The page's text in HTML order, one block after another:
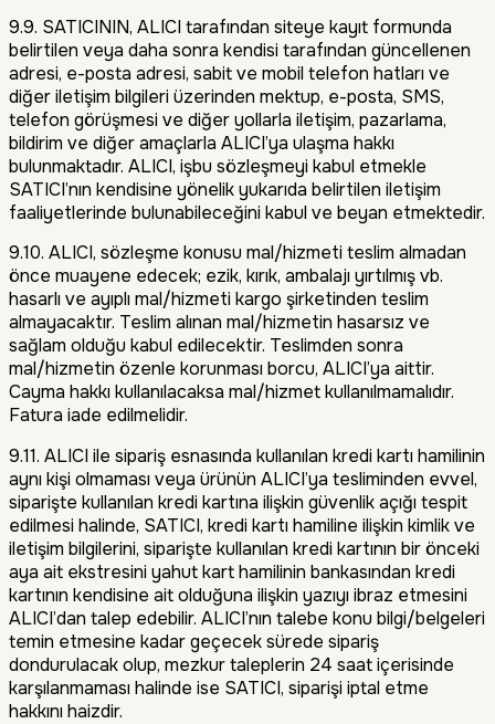
9.9. SATICININ, ALICI tarafından siteye kayıt formunda
belirtilen veya daha sonra kendisi tarafından güncellenen
adresi, e-posta adresi, sabit ve mobil telefon hatları ve
diğer iletişim bilgileri üzerinden mektup, e-posta, SMS,
telefon görüşmesi ve diğer yollarla iletişim, pazarlama,
bildirim ve diğer amaçlarla ALICI’ya ulaşma hakkı
bulunmaktadır. ALICI, işbu sözleşmeyi kabul etmekle
SATICI’nın kendisine yönelik yukarıda belirtilen iletişim
faaliyetlerinde bulunabileceğini kabul ve beyan etmektedir.
9.10. ALICI, sözleşme konusu mal/hizmeti teslim almadan
önce muayene edecek; ezik, kırık, ambalajı yırtılmış vb.
hasarlı ve ayıplı mal/hizmeti kargo şirketinden teslim
almayacaktır. Teslim alınan mal/hizmetin hasarsız ve
sağlam olduğu kabul edilecektir. Teslimden sonra
mal/hizmetin özenle korunması borcu, ALICI’ya aittir.
Cayma hakkı kullanılacaksa mal/hizmet kullanılmamalıdır.
Fatura iade edilmelidir.
9.11. ALICI ile sipariş esnasında kullanılan kredi kartı hamilinin
aynı kişi olmaması veya ürünün ALICI’ya tesliminden evvel,
siparişte kullanılan kredi kartına ilişkin güvenlik açığı tespit
edilmesi halinde, SATICI, kredi kartı hamiline ilişkin kimlik ve
iletişim bilgilerini, siparişte kullanılan kredi kartının bir önceki
aya ait ekstresini yahut kart hamilinin bankasından kredi
kartının kendisine ait olduğuna ilişkin yazıyı ibraz etmesini
ALICI’dan talep edebilir. ALICI’nın talebe konu bilgi/belgeleri
temin etmesine kadar geçecek sürede sipariş
dondurulacak olup, mezkur taleplerin 24 saat içerisinde
karşılanmaması halinde ise SATICI, siparişi iptal etme
hakkını haizdir.